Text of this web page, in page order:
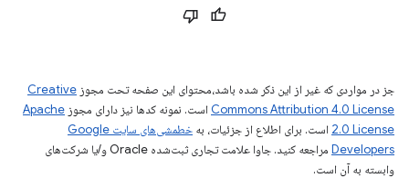
جز در مواردی که غیر از این ذکر شده باشد،‌محتوای این صفحه تحت مجوز Creative
Commons Attribution 4.0 License است. نمونه کدها نیز دارای مجوز Apache
2.0 License است. برای اطلاع از جزئیات، به
خطمشی‌های سایت Google
Developers‏
مراجعه کنید. جاوا علامت تجاری ثبت‌شده Oracle و/یا شرکت‌های
وابسته به آن است.